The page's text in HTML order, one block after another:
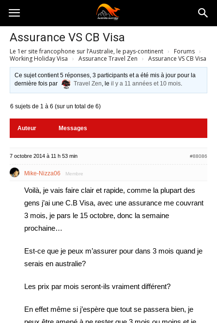
Australia-
australie.com
Assurance VS CB Visa
Le 1er site francophone sur l’Australie, le pays-continent › Forums ›
Working Holiday Visa › Assurance Travel Zen › Assurance VS CB Visa
Ce sujet contient 5 réponses, 3 participants et a été mis à jour pour la
dernière fois par
Travel Zen, leil y a 11 années et 10 mois.
6 sujets de 1 à 6 (sur un total de 6)
Auteur Messages
7 octobre 2014 à 11 h 53 min #88086
Mike-Nizza06 Membre
Voilà, je vais faire clair et rapide, comme la plupart des
gens j’ai une C.B Visa, avec une assurance me couvrant
3 mois, je pars le 15 octobre, donc la semaine
prochaine…
Est-ce que je peux m’assurer pour dans 3 mois quand je
serais en australie?
Les prix par mois seront-ils vraiment différent?
En effet même si j’espère que tout se passera bien, je